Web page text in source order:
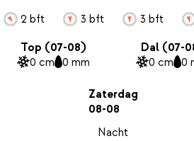
2 bft 3 bft 3 bft
Top (07-08)
0 cm 0 mm
Dal (07-
0 cm 0
Zaterdag
08-08
Nacht